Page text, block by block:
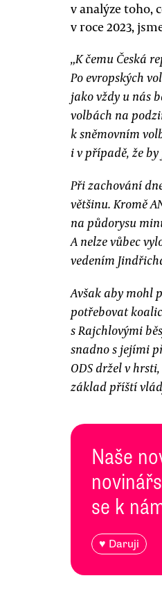
v analýze toho,
v roce 2023,
„K čemu Česká
Po evropských
jako vždy u nás
volbách na
k sněmovním
i v případě, že
Při zachování
většinu. Kromě
na půdorysu
A nelze vůbec
vedením
Avšak aby mohl
potřebovat
s Rajchlovými
snadno s jejími
ODS držel v
základ příští
Naše
se k
♥ Daruji